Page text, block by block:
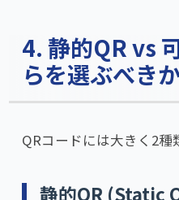
4. 静的QR vs
らを選ぶべき
QRコードには大きく2種
静的QR (Static